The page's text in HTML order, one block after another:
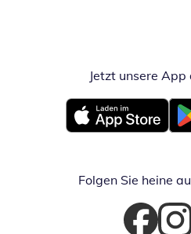
Jetzt unsere
Öffnet in neuem
Folgen Sie heine